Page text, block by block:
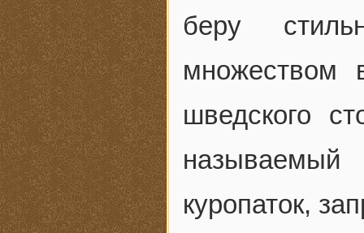
беру
шведского
куропаток,